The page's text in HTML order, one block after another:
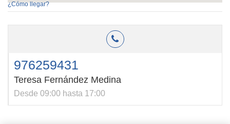
¿Cómo llegar?
976259431
Teresa Fernández Medina
Desde 09:00 hasta 17:00